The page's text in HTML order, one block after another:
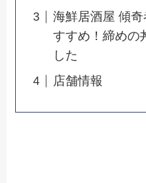
海鮮居酒屋 傾
すすめ！締めの
した
店舗情報